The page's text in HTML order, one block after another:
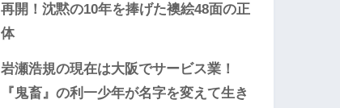
再開！沈黙の10年を捧げた襖絵48面の正
体
岩瀬浩規の現在は大阪でサービス業！
『鬼畜』の利一少年が名字を変えて生き